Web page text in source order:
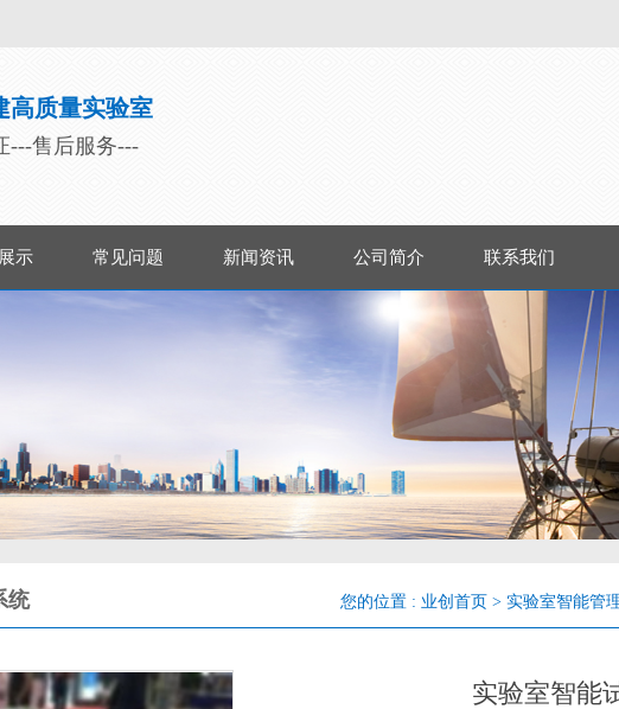
高质量实验室
---售后服务---
示 常见问题 新闻资讯 公司简介 联系我们
统 您的位置 : 业创首页 > 实验室智能管
实验室智能